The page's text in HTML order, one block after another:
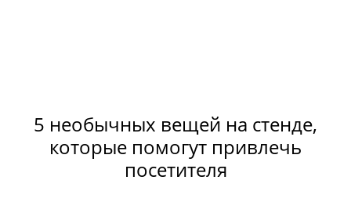
5 необычных вещей на стенде,
которые помогут привлечь
посетителя